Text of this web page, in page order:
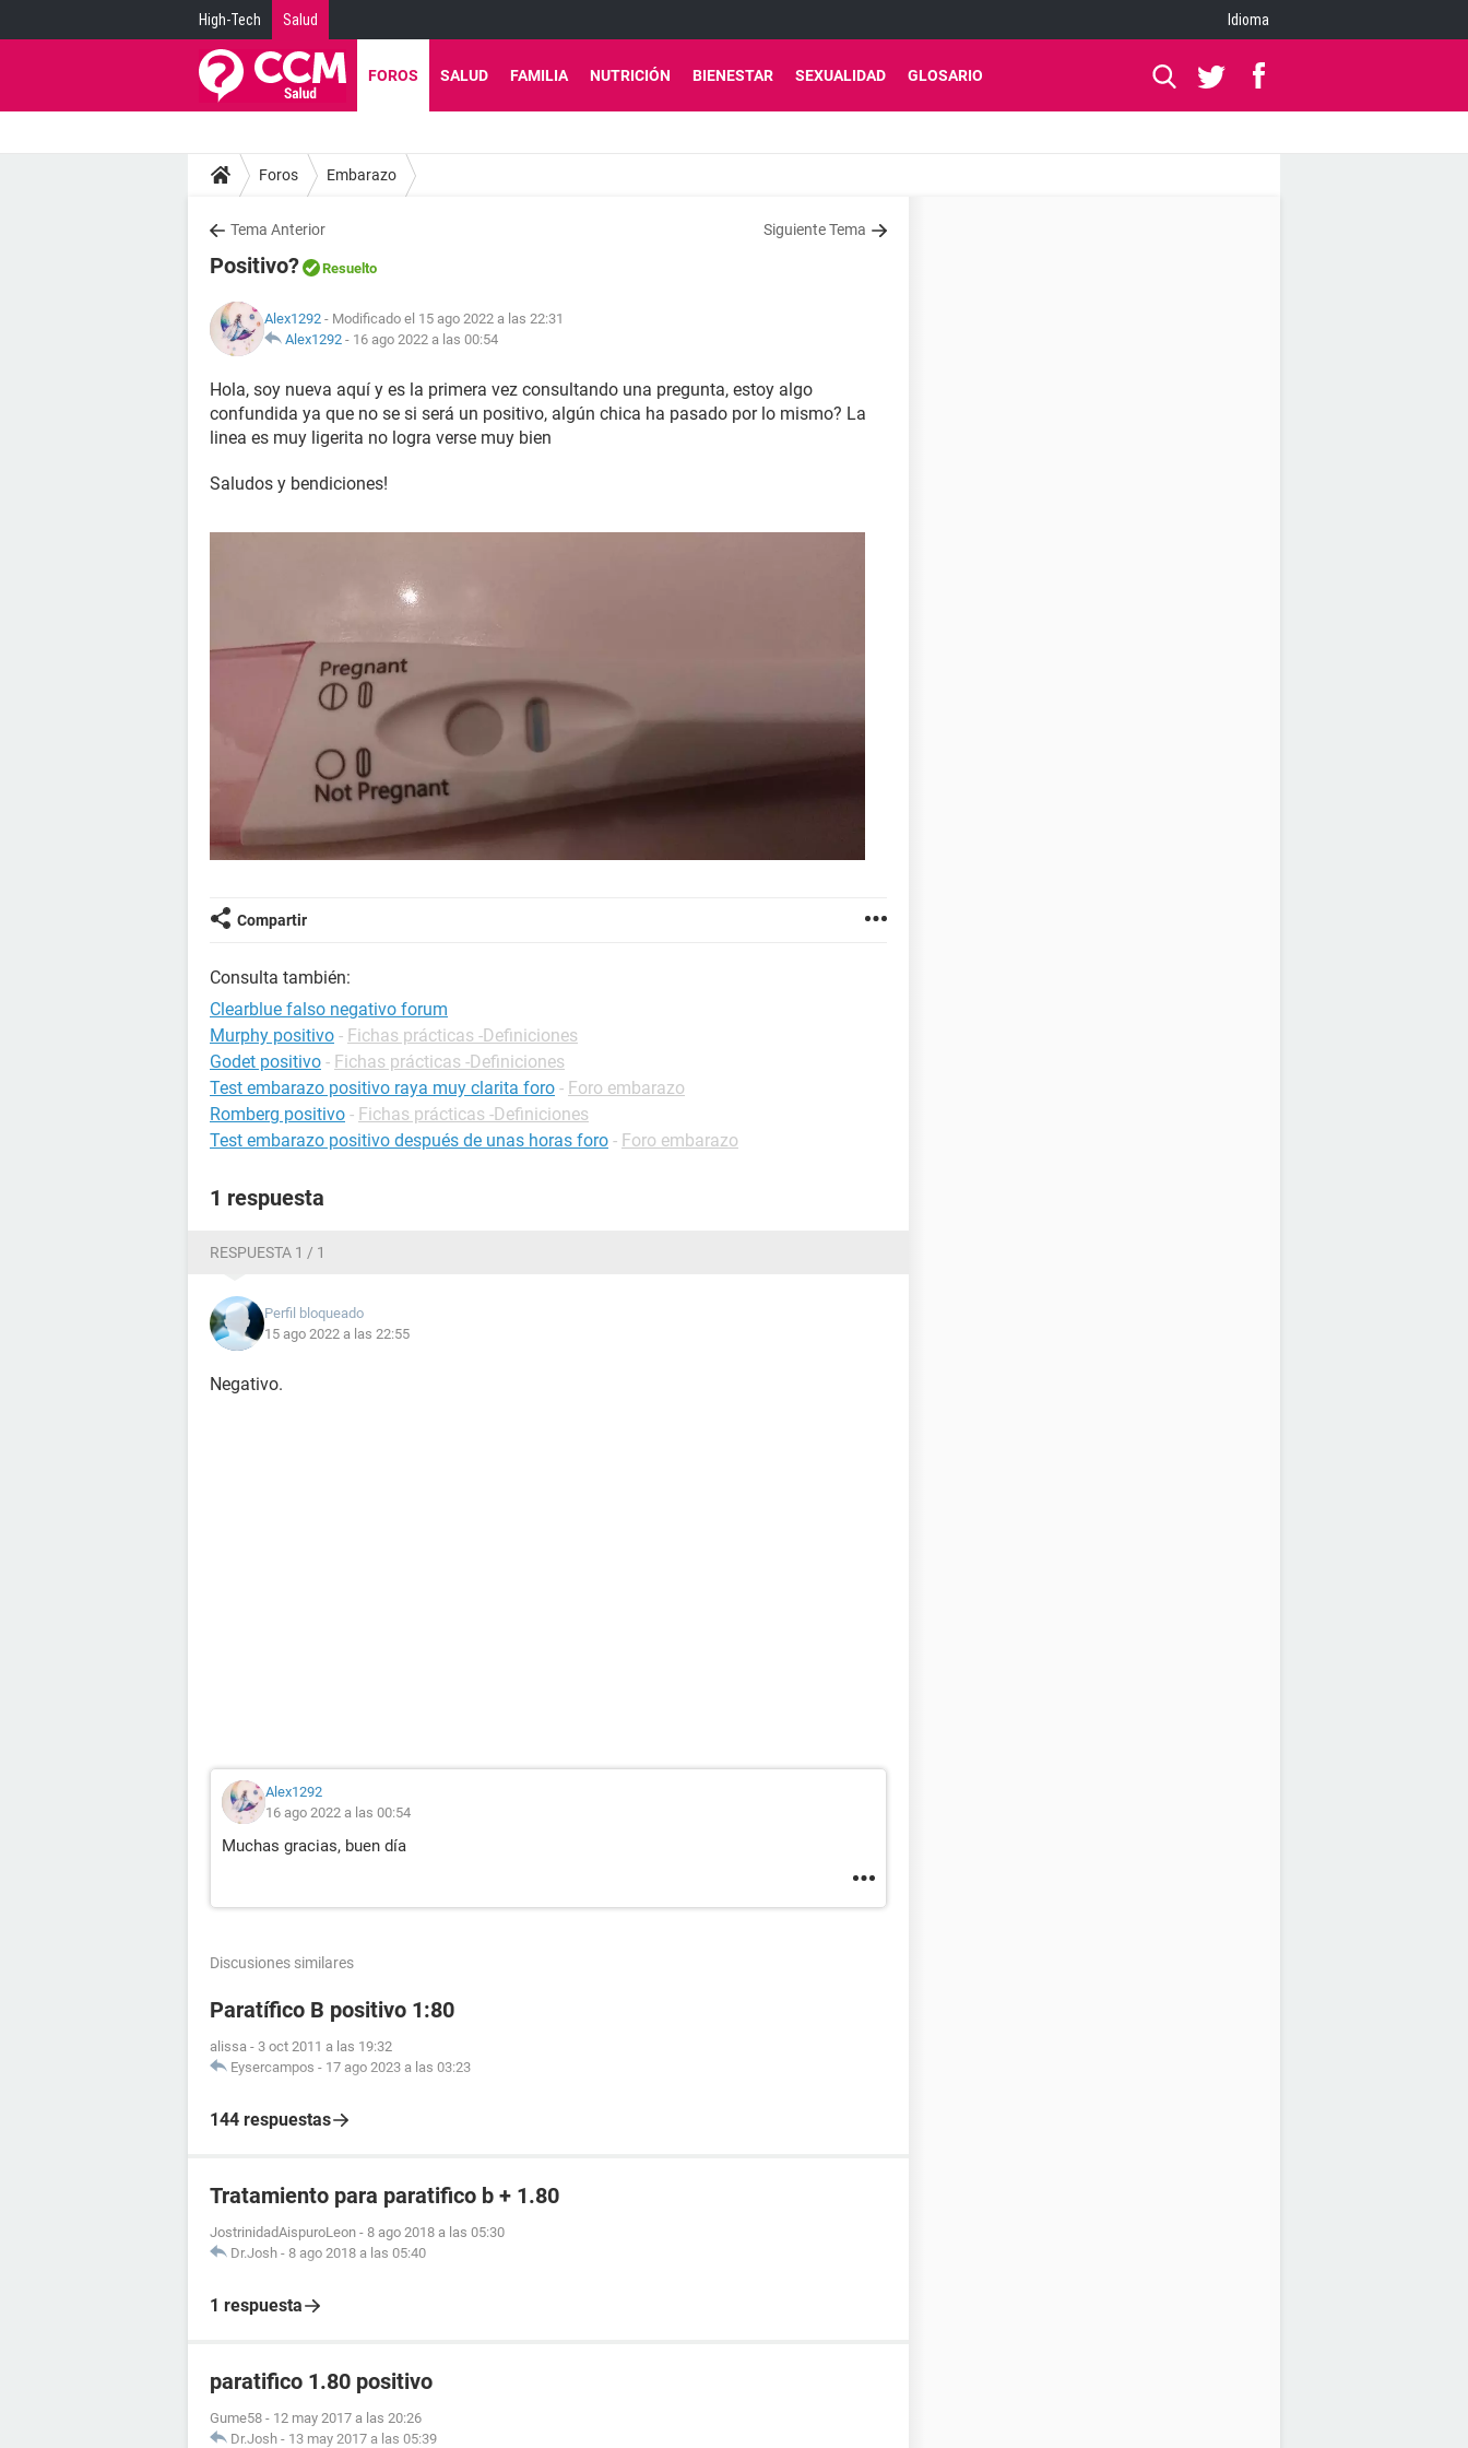
High-Tech Salud Idioma
FOROS SALUD FAMILIA NUTRICIÓN BIENESTAR SEXUALIDAD GLOSARIO
Foros Embarazo
Tema Anterior Siguiente Tema
Positivo? Resuelto
Alex1292 - Modificado el 15 ago 2022 a las 22:31
Alex1292 - 16 ago 2022 a las 00:54
Hola, soy nueva aquí y es la primera vez consultando una pregunta, estoy algo
confundida ya que no se si será un positivo, algún chica ha pasado por lo mismo? La
linea es muy ligerita no logra verse muy bien
Saludos y bendiciones!
Compartir
Consulta también:
Clearblue falso negativo forum
Murphy positivo - Fichas prácticas -Definiciones
Godet positivo - Fichas prácticas -Definiciones
Test embarazo positivo raya muy clarita foro - Foro embarazo
Romberg positivo - Fichas prácticas -Definiciones
Test embarazo positivo después de unas horas foro - Foro embarazo
1 respuesta
RESPUESTA 1 / 1
Perfil bloqueado
15 ago 2022 a las 22:55
Negativo.
Alex1292
16 ago 2022 a las 00:54
Muchas gracias, buen día
Discusiones similares
Paratífico B positivo 1:80
alissa - 3 oct 2011 a las 19:32
Eysercampos - 17 ago 2023 a las 03:23
144 respuestas
Tratamiento para paratifico b + 1.80
JostrinidadAispuroLeon - 8 ago 2018 a las 05:30
Dr.Josh - 8 ago 2018 a las 05:40
1 respuesta
paratifico 1.80 positivo
Gume58 - 12 may 2017 a las 20:26
Dr.Josh - 13 may 2017 a las 05:39